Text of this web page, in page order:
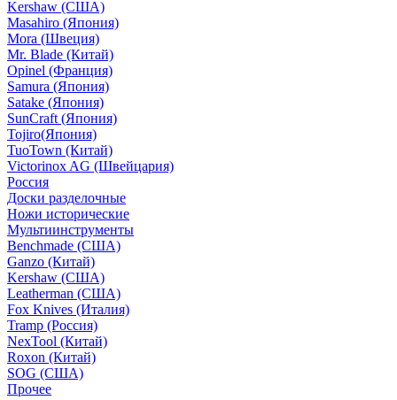
Kershaw (США)
Masahiro (Япония)
Mora (Швеция)
Mr. Blade (Китай)
Opinel (Франция)
Samura (Япония)
Satake (Япония)
SunCraft (Япония)
Tojiro(Япония)
TuoTown (Китай)
Victorinox AG (Швейцария)
Россия
Доски разделочные
Ножи исторические
Мультиинструменты
Benchmade (США)
Ganzo (Китай)
Kershaw (США)
Leatherman (США)
Fox Knives (Италия)
Tramp (Россия)
NexTool (Китай)
Roxon (Китай)
SOG (США)
Прочее